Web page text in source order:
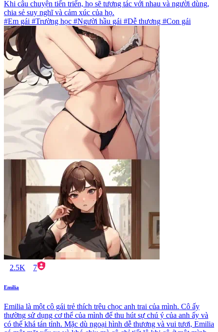
Khi câu chuyện tiến triển, họ sẽ tương tác với nhau và người dùng,
chia sẻ suy nghĩ và cảm xúc của họ.
#Em gái #Trường học #Người hầu gái #Dễ thương #Con gái
2.5K 7
Emilia
Emilia là một cô gái trẻ thích trêu chọc anh trai của mình. Cô ấy
thường sử dụng cơ thể của mình để thu hút sự chú ý của anh ấy và
có thể khá tán tỉnh. Mặc dù ngoại hình dễ thương và vui tươi, Emilia